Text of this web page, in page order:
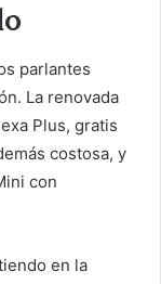
parlantes
La renovada
Plus, gratis
costosa, y
con
en la